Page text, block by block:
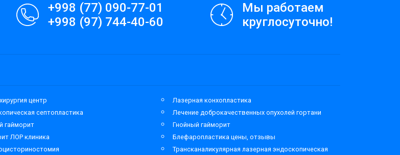
+998 (77) 090-77-01
+998 (97) 744-40-60
Мы работаем
круглосуточно!
центр
Лазерная конхопластика
септопластика
Лечение доброкачественных опухолей гортани
гайморит
Гнойный гайморит
ЛОР клиника
Блефаропластика цены, отзывы
Трансканаликулярная лазерная эндоскопическая